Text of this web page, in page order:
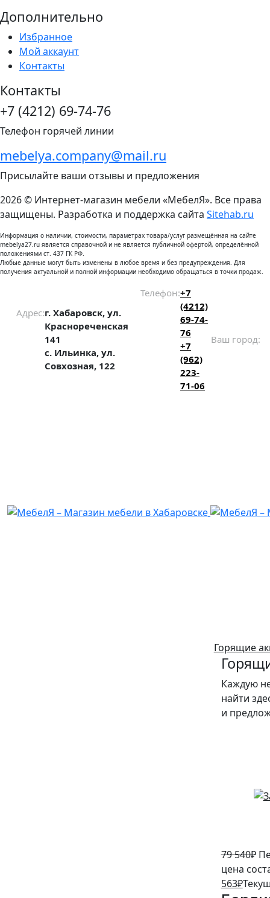
Дополнительно
Избранное
Мой аккаунт
Контакты
Контакты
+7 (4212) 69-74-76
Телефон горячей линии
mebelya.company@mail.ru
Присылайте ваши отзывы и предложения
2026 © Интернет-магазин мебели «МебелЯ». Все права
защищены. Разработка и поддержка сайта Sitehab.ru
Информация о наличии, стоимости, параметрах товара/услуг размещённая на сайте
mebelya27.ru является справочной и не является публичной офертой, определённой
положениями ст. 437 ГК РФ.
Любые данные могут быть изменены в любое время и без предупреждения. Для
получения актуальной и полной информации необходимо обращаться в точки продаж.
Адрес:г. Хабаровск, ул.
Краснореченская
141
с. Ильинка, ул.
Совхозная, 122
Телефон:+7
(4212)
69-74-
76
+7
(962)
223-
71-06
Ваш город:
Горящие
Каждую
найти
и
79 540₽
цена
563₽